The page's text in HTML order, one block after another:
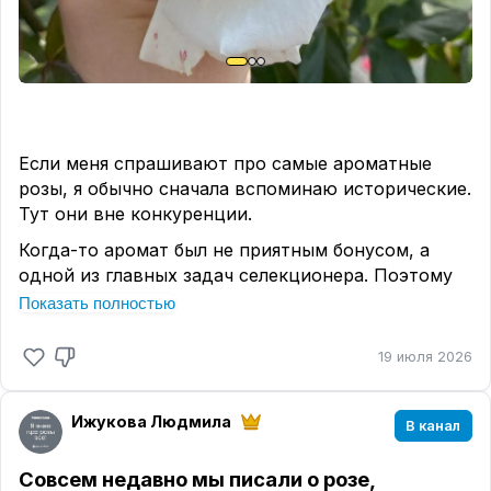
никто не обсуждает, в итоге оказалась одной из
лучших в саду? Расскажите в комментариях.
Ну а красавиц, уже по традиции,собрала в
Если меня спрашивают про самые ароматные
розы, я обычно сначала вспоминаю исторические.
Тут они вне конкуренции.
Когда-то аромат был не приятным бонусом, а
одной из главных задач селекционера. Поэтому
многие старинные розы до сих пор способны
Но есть и исключения. Такие, что запоминаются
на годы. И что интересно - далеко не всегда
аромат у них классический розовый. Например👇
🌹Роза шраб Хелена Ренессанс (Helena
Renaissance (POULna, Helena))- когда впервые
Показать полностью
19 июля 2026
Ижукова Людмила В канал
Совсем недавно мы писали о розе,